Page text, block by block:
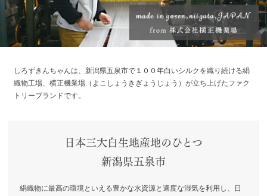
しろずきんちゃんは、新潟県五泉市で１００年白いシルクを織り続ける絹
織物工場、横正機業場（よこしょうきぎょうじょう）が立ち上げたファク
トリーブランドです。
日本三大白生地産地のひとつ
新潟県五泉市
絹織物に最高の環境といえる豊かな水資源と適度な湿気を利用し、日